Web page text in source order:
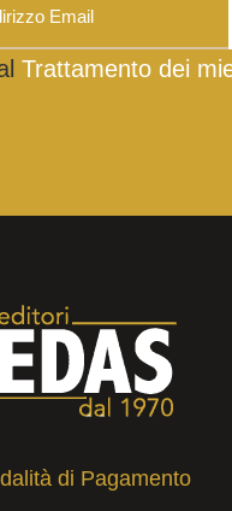
Trattamento dei
di Pagamento